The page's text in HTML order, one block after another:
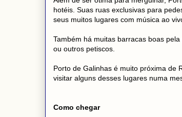
hotéis. Suas ruas exclusivas para
seus muitos lugares com música ao
Também há muitas barracas boas
ou outros petiscos.
Porto de Galinhas é muito próxima de
visitar alguns desses lugares numa
Como chegar